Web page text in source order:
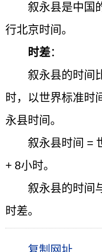
叙永县是中国
行北京时间。
时差：
叙永县的时间
时，以世界标准时
永县时间。
叙永县时间 =
+ 8小时。
叙永县的时间
时差。